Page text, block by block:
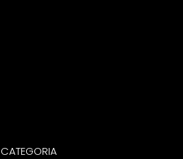
CATEGORIA